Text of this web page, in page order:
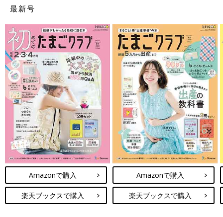
最新号
Amazonで購入
楽天ブックスで購入
Amazonで購入
楽天ブックスで購入